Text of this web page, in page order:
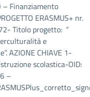
– Finanziamento
ERASMUS+ nr.
Titolo progetto: “
e
AZIONE CHIAVE 1-
scolastica-OID:
–